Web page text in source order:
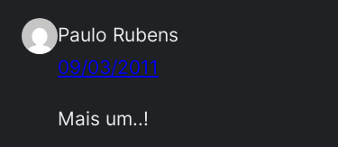
Paulo Rubens
09/03/2011
Mais um..!